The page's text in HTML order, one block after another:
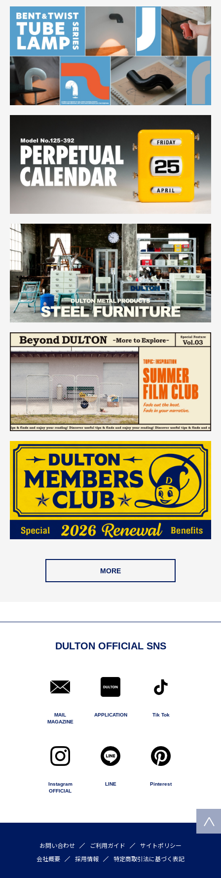
MORE
DULTON OFFICIAL SNS
MAIL
MAGAZINE
APPLICATION Tik Tok
Instagram
OFFICIAL
LINE Pinterest
お問い合わせ ご利用ガイド
サイトポリシー
会社概要
採用情報 特定商取引法に基づく表記